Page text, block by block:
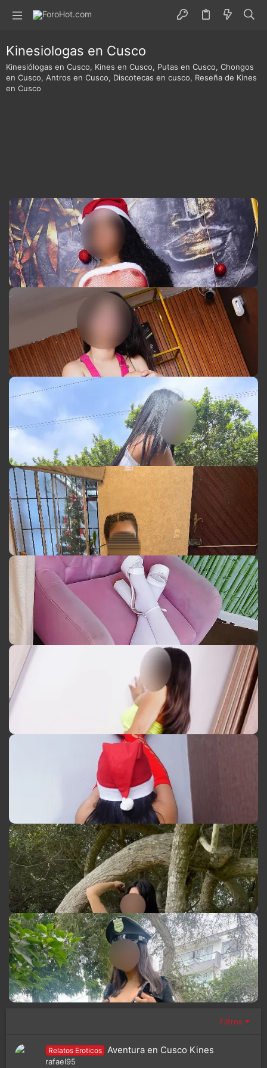
Kinesiologas en Cusco
Kinesiólogas en Cusco, Kines en Cusco, Putas en Cusco, Chongos
en Cusco, Antros en Cusco, Discotecas en cusco, Reseña de Kines
en Cusco
Filtros
Relatos Eroticos Aventura en Cusco Kines
rafael95